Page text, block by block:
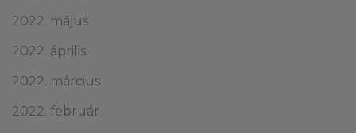
2022. május
2022. április
2022. március
2022. február